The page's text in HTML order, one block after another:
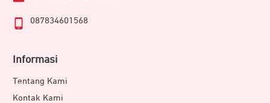
087834601568
Informasi
Tentang Kami
Kontak Kami